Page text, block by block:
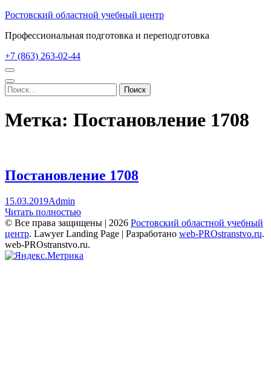
Перейти
содержимому
Enter)
Ростовский областной учебный центр
Профессиональная подготовка и переподготовка
+7 (863) 263-02-44
Найти:
Метка: Постановление 1708
Постановление 1708
15.03.2019Admin
Читать полностью
© Все права защищены | 2026 Ростовский областной учебный
центр. Lawyer Landing Page | Разработано web-PROstranstvo.ru.
web-PROstranstvo.ru.